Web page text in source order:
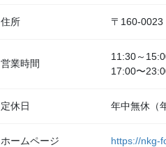
住所 〒160-0023
営業時間
11:30～
17:00〜
定休日 年中無休（
ホームページ https://nkg-